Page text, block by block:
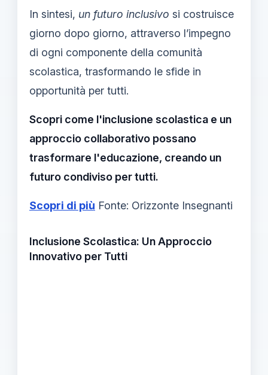
In sintesi, un futuro inclusivo si costruisce
giorno dopo giorno, attraverso l’impegno
di ogni componente della comunità
scolastica, trasformando le sfide in
opportunità per tutti.
Scopri come l'inclusione scolastica e un
approccio collaborativo possano
trasformare l'educazione, creando un
futuro condiviso per tutti.
Scopri di più Fonte: Orizzonte Insegnanti
Inclusione Scolastica: Un Approccio
Innovativo per Tutti